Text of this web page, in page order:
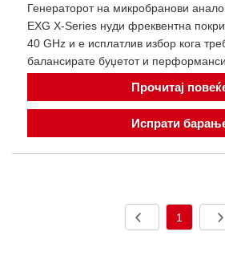
Генераторот на микробранови
EXG X-Series нуди фреквентна
40 GHz и е исплатлив избор кога
балансирате буџетот и
Прочитај
Испрати
1